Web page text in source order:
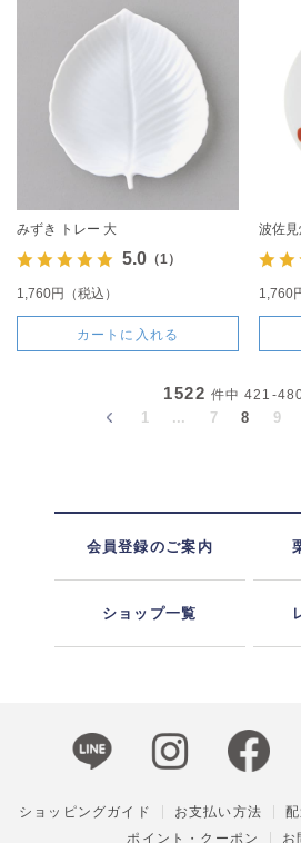
みずき トレー 大
5.0（1）
1,760円（税込）
カートに入れる
波佐
1,760
1522 件中 421-
1 ... 7 8 9
会員登録のご案内
ショップ一覧
ショッピングガイド お支払い方法
ポイント・クーポン
お